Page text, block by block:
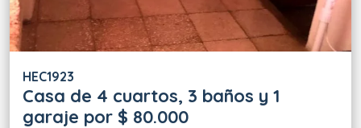
HEC1923
Casa de 4 cuartos, 3 baños y 1
garaje por $ 80.000